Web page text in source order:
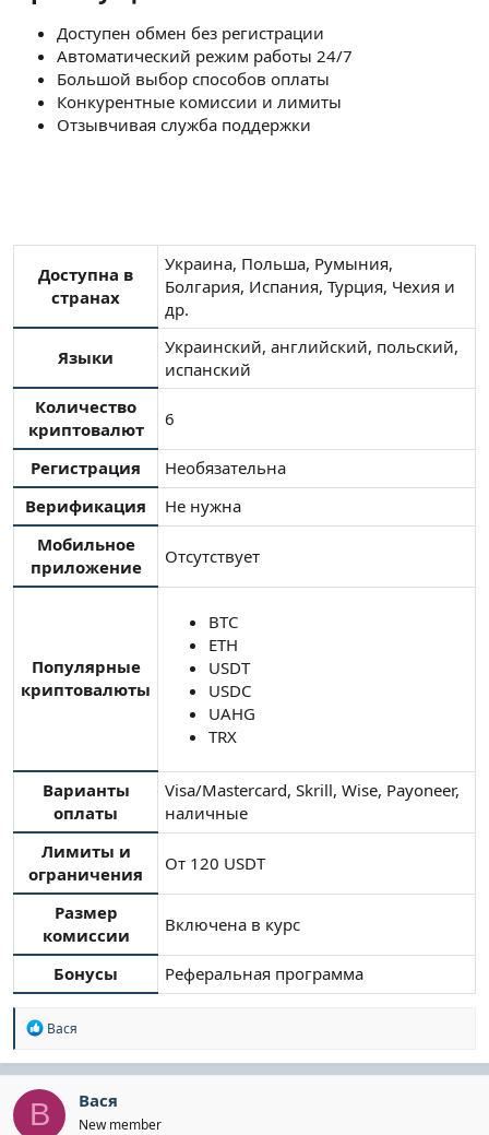
Доступен обмен без регистрации
Автоматический режим работы 24/7
Большой выбор способов оплаты
Конкурентные комиссии и лимиты
Отзывчивая служба поддержки
Доступна в
странах
Украина, Польша, Румыния,
Болгария, Испания, Турция, Чехия и
др.
Языки
Украинский, английский, польский,
испанский
Количество
криптовалют
6
Регистрация
Необязательна
Верификация
Не нужна
Мобильное
приложение
Отсутствует
Популярные
криптовалюты
BTC
ETH
USDT
USDC
UAHG
TRX
Варианты
оплаты
Visa/Mastercard, Skrill, Wise, Payoneer,
наличные
Лимиты и
ограничения
От 120 USDT
Размер
комиссии
Включена в курс
Бонусы Реферальная программа
Р
а
к
ц
и
Вася
В Вася
New member